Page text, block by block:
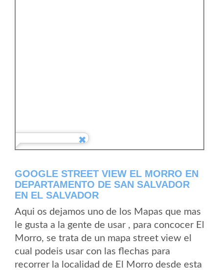
GOOGLE STREET VIEW EL MORRO EN
DEPARTAMENTO DE SAN SALVADOR
EN EL SALVADOR
Aqui os dejamos uno de los Mapas que mas
le gusta a la gente de usar , para concocer El
Morro, se trata de un mapa street view el
cual podeis usar con las flechas para
recorrer la localidad de El Morro desde esta